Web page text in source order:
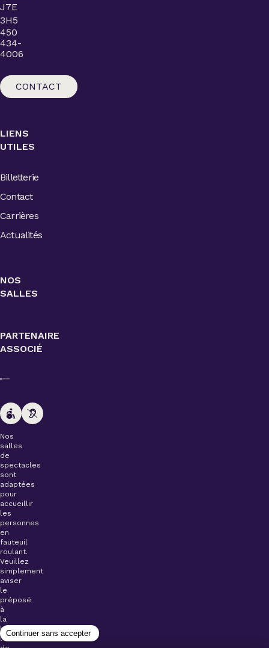
J7E
3H5
450
434-
4006
CONTACT
LIENS
UTILES
Billetterie
Contact
Carrières
Actualités
NOS
SALLES
PARTENAIRE
ASSOCIÉ
Nos
salles
de
spectacles
sont
adaptées
pour
accueillir
les
personnes
en
fauteuil
roulant.
Veuillez
simplement
aviser
le
préposé
à
la
billetterie
lors